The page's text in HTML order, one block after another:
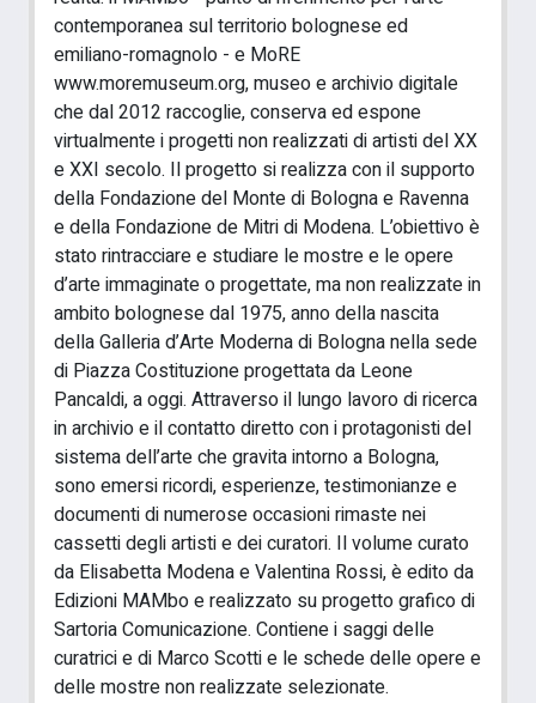
contemporanea sul territorio bolognese ed
emiliano-romagnolo - e MoRE
www.moremuseum.org, museo e archivio digitale
che dal 2012 raccoglie, conserva ed espone
virtualmente i progetti non realizzati di artisti del XX
e XXI secolo. Il progetto si realizza con il supporto
della Fondazione del Monte di Bologna e Ravenna
e della Fondazione de Mitri di Modena. L’obiettivo è
stato rintracciare e studiare le mostre e le opere
d’arte immaginate o progettate, ma non realizzate in
ambito bolognese dal 1975, anno della nascita
della Galleria d’Arte Moderna di Bologna nella sede
di Piazza Costituzione progettata da Leone
Pancaldi, a oggi. Attraverso il lungo lavoro di ricerca
in archivio e il contatto diretto con i protagonisti del
sistema dell’arte che gravita intorno a Bologna,
sono emersi ricordi, esperienze, testimonianze e
documenti di numerose occasioni rimaste nei
cassetti degli artisti e dei curatori. Il volume curato
da Elisabetta Modena e Valentina Rossi, è edito da
Edizioni MAMbo e realizzato su progetto grafico di
Sartoria Comunicazione. Contiene i saggi delle
curatrici e di Marco Scotti e le schede delle opere e
delle mostre non realizzate selezionate.